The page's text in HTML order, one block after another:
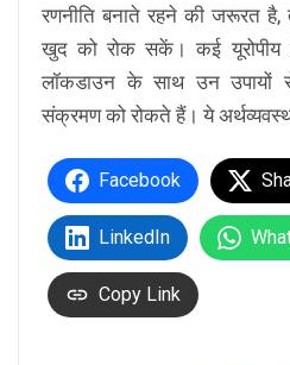
रणनीति बनाते रहने की जरूरत
खुद को रोक सकें। कई यूरोपीय
लॉकडाउन के साथ उन उपायों
संक्रमण को रोकते हैं। ये
Facebook
LinkedIn
Copy Link